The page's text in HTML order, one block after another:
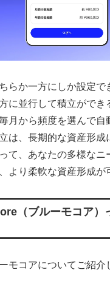
らか一方にしか設定で
に並行して積立ができ
月から頻度を選んで自
は、長期的な資産形成
て、あなたの多様なニ
より柔軟な資産形成が
（ブルーモコア）
モコアについてご紹介